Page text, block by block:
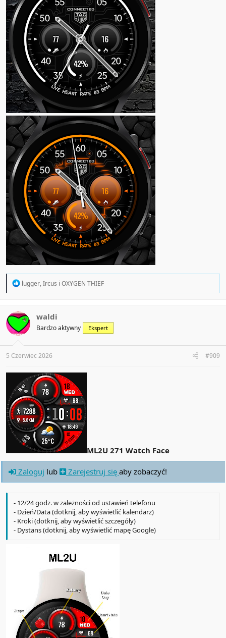
R
t
i
o
s
:
lugger,Ircus i OXYGEN THIEF
waldi
Bardzo aktywny Ekspert
5 Czerwiec 2026 #909
ML2U 271 Watch Face
Zaloguj lub Zarejestruj się aby zobaczyć!
- 12/24 godz. w zależności od ustawień telefonu
- Dzień/Data (dotknij, aby wyświetlić kalendarz)
- Kroki (dotknij, aby wyświetlić szczegóły)
- Dystans (dotknij, aby wyświetlić mapę Google)